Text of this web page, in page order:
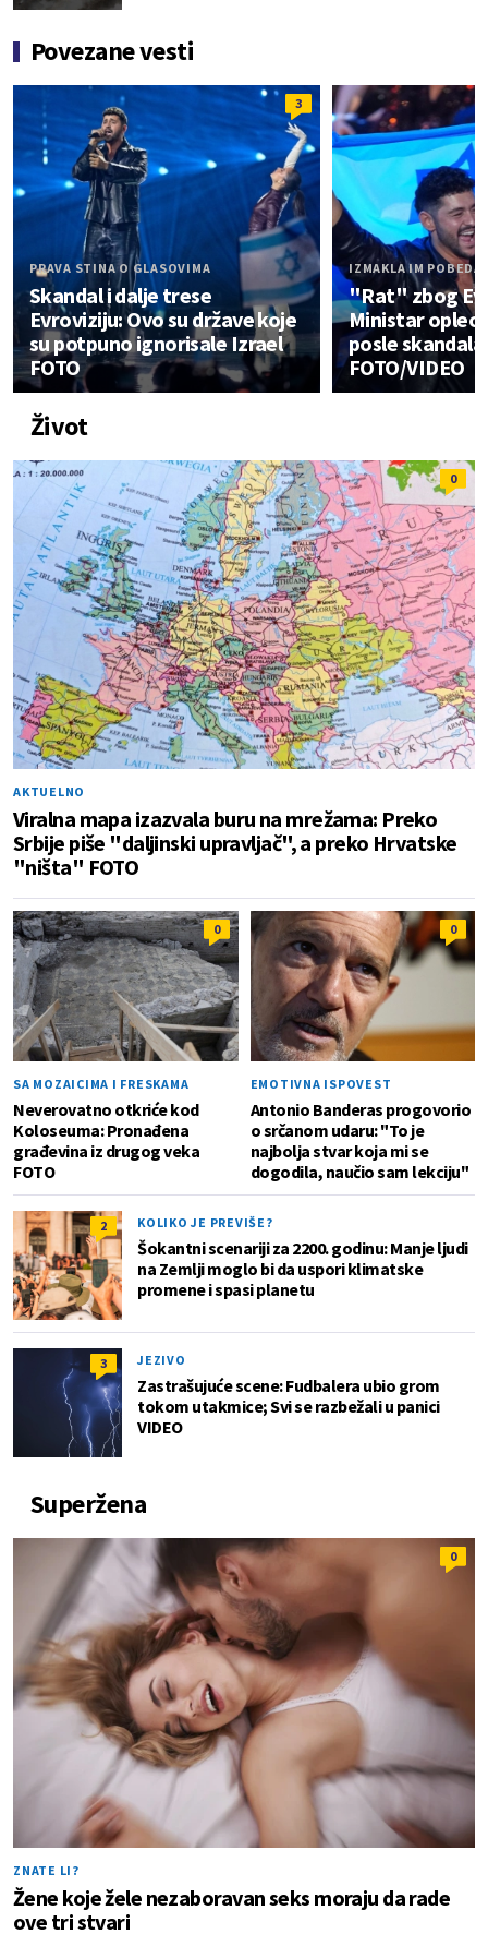
Povezane vesti
3
PRAVA STINA O GLASOVIMA
Skandal i dalje trese
Evroviziju: Ovo su države koje
su potpuno ignorisale Izrael
FOTO
IZMAKLA IM
"Rat" zbog
Ministar opleo
posle
FOTO/VIDEO
Život
0
AKTUELNO
Viralna mapa izazvala buru na mrežama: Preko
Srbije piše "daljinski upravljač", a preko Hrvatske
"ništa" FOTO
0
SA MOZAICIMA I FRESKAMA
Neverovatno otkriće kod
Koloseuma: Pronađena
građevina iz drugog veka
FOTO
0
EMOTIVNA ISPOVEST
Antonio Banderas progovorio
o srčanom udaru: "To je
najbolja stvar koja mi se
dogodila, naučio sam lekciju"
2 KOLIKO JE PREVIŠE?
Šokantni scenariji za 2200. godinu: Manje ljudi
na Zemlji moglo bi da uspori klimatske
promene i spasi planetu
3 JEZIVO
Zastrašujuće scene: Fudbalera ubio grom
tokom utakmice; Svi se razbežali u panici
VIDEO
Superžena
0
ZNATE LI?
Žene koje žele nezaboravan seks moraju da rade
ove tri stvari